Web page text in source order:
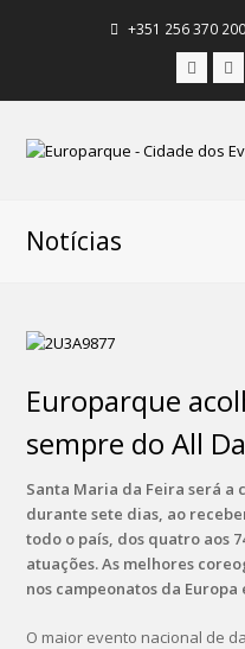
+351 256 370 200
Notícias
Europarque
sempre do All
Santa Maria da Feira será
durante sete dias, ao
todo o país, dos quatro aos
atuações. As melhores
nos campeonatos da Europa
O maior evento nacional de